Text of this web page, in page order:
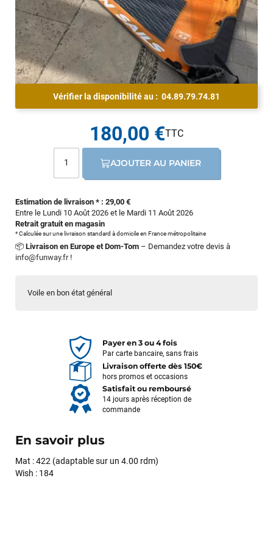
Voile en bon état général
Vérifier la disponibilité au : 04.89.79.74.81
Estimation de livraison * : 29,00 €
Entre le Lundi 10 Août 2026 et le Mardi 11 Août 2026
Retrait gratuit en magasin
* Calculée sur une livraison standard à domicile en France métropolitaine
📦 Livraison en Europe et Dom-Tom – Demandez votre devis à
info@funway.fr!
180,00 €
AJOUTER AU PANIER
Payer en 3 ou 4 fois
Par carte bancaire, sans frais
Livraison offerte dès 150€
hors promos et occasions
Satisfait ou remboursé
14 jours après réception de
commande
En savoir plus
Mat : 422 (adaptable sur un 4.00 rdm)
Wish : 184